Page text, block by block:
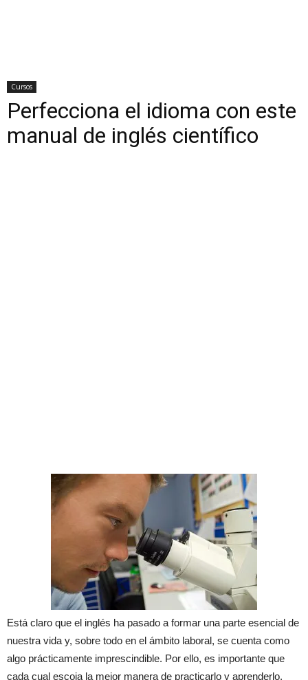
Cursos
Perfecciona el idioma con este
manual de inglés científico
Está claro que el inglés ha pasado a formar una parte esencial de
nuestra vida y, sobre todo en el ámbito laboral, se cuenta como
algo prácticamente imprescindible. Por ello, es importante que
cada cual escoja la mejor manera de practicarlo y aprenderlo,